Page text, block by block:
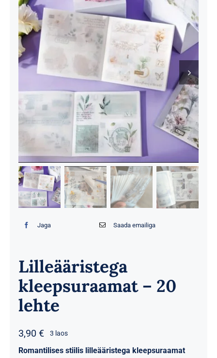
Jaga Saada emailiga
Lilleääristega
kleepsuraamat – 20
lehte
3,90 € 3 laos
Romantilises stiilis lilleääristega kleepsuraamat